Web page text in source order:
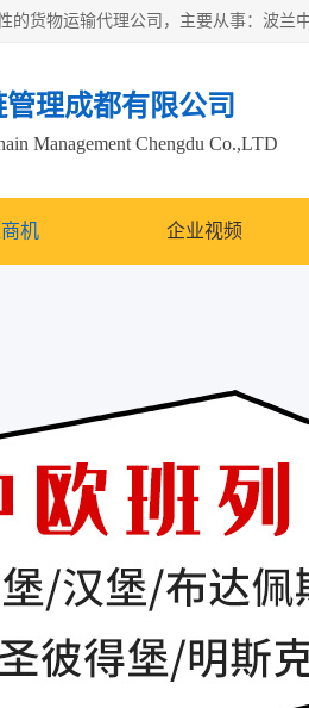
理成都有限公司
Management Chengdu Co.,LTD
机 企业视频